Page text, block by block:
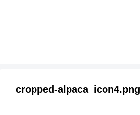
cropped-alpaca_icon4.png